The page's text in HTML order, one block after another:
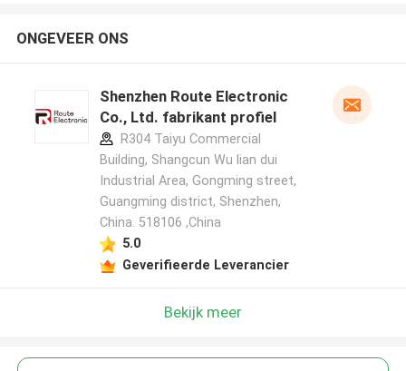
ONGEVEER ONS
Shenzhen Route Electronic
Co., Ltd. fabrikant profiel
R304 Taiyu Commercial
Building, Shangcun Wu lian dui
Industrial Area, Gongming street,
Guangming district, Shenzhen,
China. 518106 ,China
5.0
Geverifieerde Leverancier
Bekijk meer